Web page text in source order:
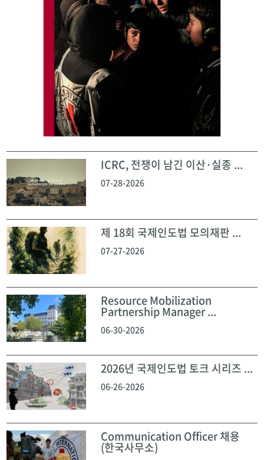
ICRC, 전쟁이 남긴 이산·실종 ...
07-28-2026
제 18회 국제인도법 모의재판 ...
07-27-2026
Resource Mobilization
Partnership Manager ...
06-30-2026
2026년 국제인도법 토크 시리즈 ...
06-26-2026
Communication Officer 채용
(한국사무소)